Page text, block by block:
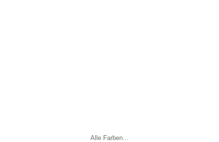
Alle Farben...